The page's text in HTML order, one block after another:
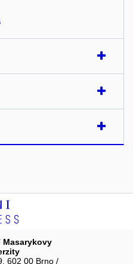
Masarykovy
602 00 Brno /